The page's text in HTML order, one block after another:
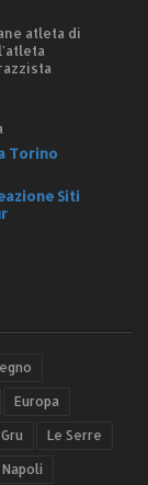
atleta di
Torino
Siti
Europa
Le Serre
Napoli